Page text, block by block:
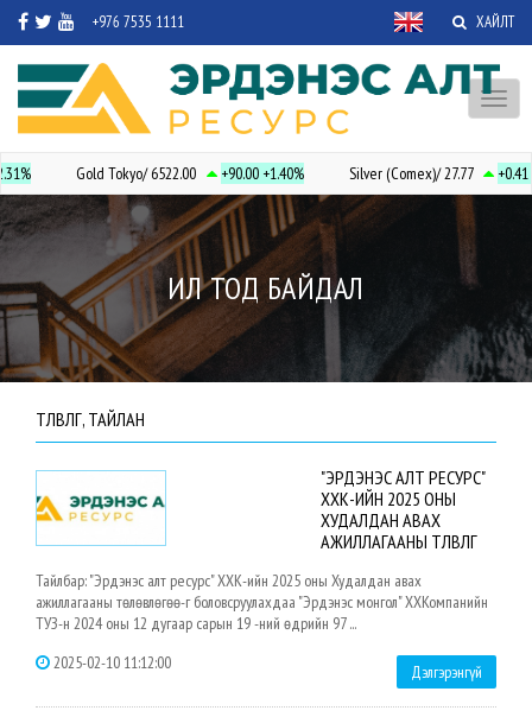
+976 7535 1111 ХАЙЛТ
Gold Tokyo/ 6522.00 +90.00+1.40% Silver (Comex)/ 27.77 +0.41
ИЛ ТОД БАЙДАЛ
ТӨЛӨВЛӨГӨӨ, ТАЙЛАН
"ЭРДЭНЭС АЛТ РЕСУРС"
ХХК-ИЙН 2025 ОНЫ
ХУДАЛДАН АВАХ
АЖИЛЛАГААНЫ ТӨЛӨВЛӨГӨӨ
Тайлбар: "Эрдэнэс алт ресурс" ХХК-ийн 2025 оны Худалдан авах
ажиллагааны төлөвлөгөө-г боловсруулахдаа "Эрдэнэс монгол" ХХКомпанийн
ТУЗ-н 2024 оны 12 дугаар сарын 19 -ний өдрийн 97 ...
2025-02-10 11:12:00
Дэлгэрэнгүй